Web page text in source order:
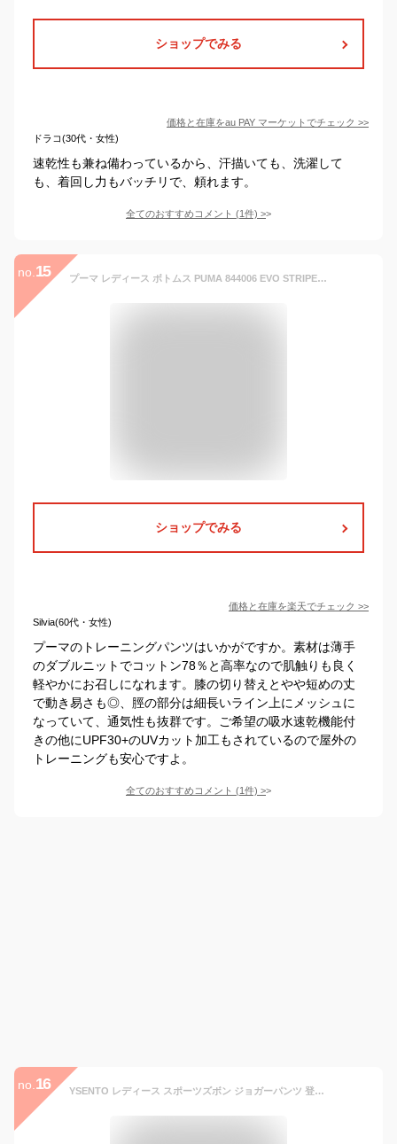
ショップでみる
価格と在庫をau PAY マーケット でチェック >>
ドラコ(30代・女性)
速乾性も兼ね備わっているから、汗描いても、洗濯して
も、着回し力もバッチリで、頼れます。
全てのおすすめコメント (1件) >
no. 15 プーマ レディース ボトムス PUMA 844006 EVO STRIPE パンツ | ロングパンツ トレーニング ジム 女性 ブランド ロゴ プリント 黒 シンプル ピンク グリーン グレー おしゃれ かわいい ジャージ ランニング ヨガ フィットネス 吸水 吸汗 速乾 かっこいい UVカット スポーツ
ショップでみる
価格と在庫を楽天でチェック >>
Silvia(60代・女性)
プーマのトレーニングパンツはいかがですか。素材は薄手
のダブルニットでコットン78％と高率なので肌触りも良く
軽やかにお召しになれます。膝の切り替えとやや短めの丈
で動き易さも◎、脛の部分は細長いライン上にメッシュに
なっていて、通気性も抜群です。ご希望の吸水速乾機能付
きの他にUPF30+のUVカット加工もされているので屋外の
トレーニングも安心ですよ。
全てのおすすめコメント (1件) >
no. 16 YSENTO レディース スポーツズボン ジョガーパンツ 登山ズボン トレーニングズボン 吸水速乾 ウォーキング ストレッチパンツ 春秋夏 ブラック L